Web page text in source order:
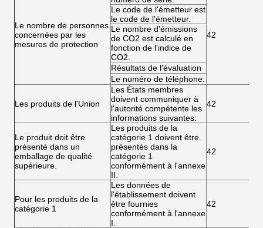
Le nombre de personnes
concernées par les
mesures de protection
42
Le code de l'émetteur est
le code de l'émetteur.
Le nombre d'émissions
de CO2 est calculé en
fonction de l'indice de
CO2.
Résultats de l'évaluation
Le numéro de téléphone:
Les produits de l'Union
Les États membres
doivent communiquer à
l'autorité compétente les
informations suivantes:
42
Le produit doit être
présenté dans un
emballage de qualité
supérieure.
Les produits de la
catégorie 1 doivent être
présentés dans la
catégorie 1
conformément à l'annexe
II.
42
Pour les produits de la
catégorie 1
Les données de
l'établissement doivent
être fournies
conformément à l'annexe
I.
42